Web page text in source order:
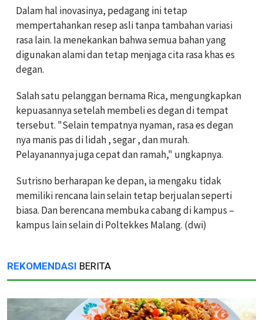
Dalam hal inovasinya, pedagang ini tetap
mempertahankan resep asli tanpa tambahan variasi
rasa lain. Ia menekankan bahwa semua bahan yang
digunakan alami dan tetap menjaga cita rasa khas es
degan.
Salah satu pelanggan bernama Rica, mengungkapkan
kepuasannya setelah membeli es degan di tempat
tersebut. "Selain tempatnya nyaman, rasa es degan
nya manis pas di lidah , segar , dan murah.
Pelayanannya juga cepat dan ramah," ungkapnya.
Sutrisno berharapan ke depan, ia mengaku tidak
memiliki rencana lain selain tetap berjualan seperti
biasa. Dan berencana membuka cabang di kampus –
kampus lain selain di Poltekkes Malang. (dwi)
REKOMENDASI BERITA